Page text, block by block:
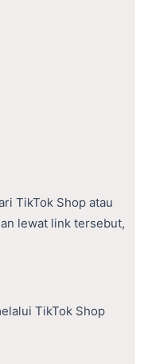
TikTok Shop atau
lewat link tersebut,
TikTok Shop